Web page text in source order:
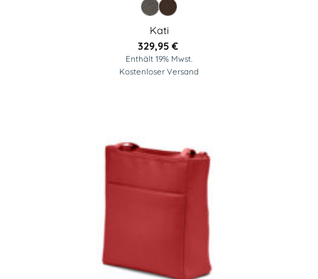
Kati
329,95 €
Enthält 19% Mwst.
Kostenloser Versand